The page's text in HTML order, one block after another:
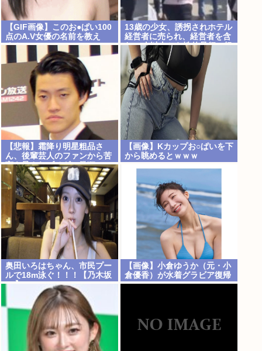
【GIF画像】このお●ぱい100
点のA.V女優の名前を教え
ろ！
13歳の少女、誘拐されホテル
経営者に売られ、経営者を含
む30人以上から性的暴行。怒
った群集が折檻(動画有)。ホ
テルはブルドーザーで撤去
【悲報】霜降り明星粗品さ
ん、後輩芸人のファンから苦
言を呈されブチギレ発狂…
【画像】Kカップお○ぱいを下
から眺めるとｗｗｗ
奥田いろはちゃん、市民プー
ルで18m泳ぐ！！！【乃木坂
46】
【画像】小倉ゆうか（元・小
倉優香）が水着グラビア復帰
www